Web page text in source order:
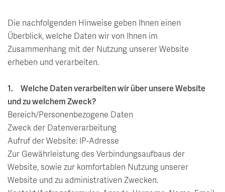
Die nachfolgenden Hinweise geben Ihnen einen
Überblick, welche Daten wir von Ihnen im
Zusammenhang mit der Nutzung unserer Website
erheben und verarbeiten.
1. Welche Daten verarbeiten wir über unsere Website
und zu welchem Zweck?
Bereich/Personenbezogene Daten
Zweck der Datenverarbeitung
Aufruf der Website: IP-Adresse
Zur Gewährleistung des Verbindungsaufbaus der
Website, sowie zur komfortablen Nutzung unserer
Website und zu administrativen Zwecken.